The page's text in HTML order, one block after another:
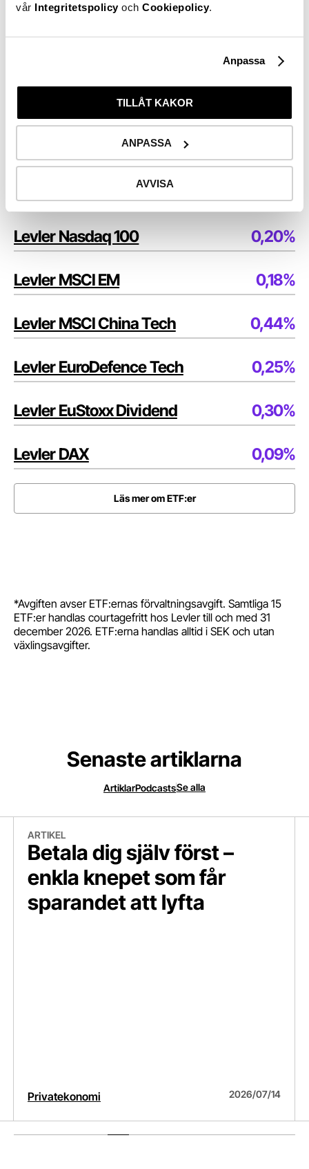
vår Integritetspolicy och Cookiepolicy.
Anpassa
TILLÅT KAKOR
ANPASSA
AVVISA
0,15%
Levler S&P 500
Levler AI & Big Data
Levler Russell 2000
Levler Nasdaq 100 0,20%
Levler MSCI EM 0,18%
Levler MSCI China Tech 0,44%
Levler EuroDefence Tech 0,25%
Levler EuStoxx Dividend 0,30%
Levler DAX 0,09%
Läs mer om ETF:er
*Avgiften avser ETF:ernas förvaltningsavgift. Samtliga 15
ETF:er handlas courtagefritt hos Levler till och med 31
december 2026. ETF:erna handlas alltid i SEK och utan
växlingsavgifter.
Senaste artiklarna
ArtiklarPodcastsSe alla
Betala dig själv först – enkla knepet som får sparandet att lyfta
ARTIKEL
Betala dig själv först –
enkla knepet som får
sparandet att lyfta
Privatekonomi 2026/07/14